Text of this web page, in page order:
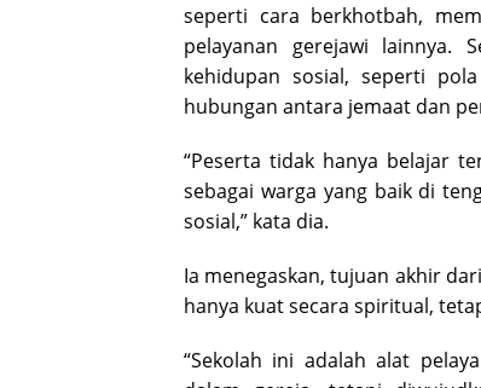
seperti cara berkhotbah,
pelayanan gerejawi lainnya.
kehidupan sosial, seperti
hubungan antara jemaat dan
“Peserta tidak hanya belajar
sebagai warga yang baik di
sosial,” kata dia.
Ia menegaskan, tujuan akhir
hanya kuat secara spiritual,
“Sekolah ini adalah alat